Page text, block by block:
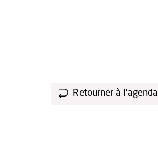
Retourner à l'agenda